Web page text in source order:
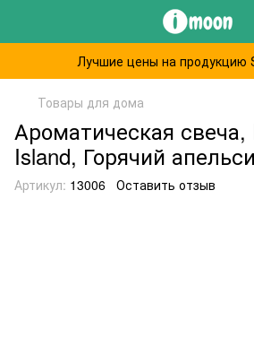
Лучшие цены на продукцию
Товары для дома
Ароматическая свеча,
Island, Горячий
Артикул: 13006 Оставить отзыв